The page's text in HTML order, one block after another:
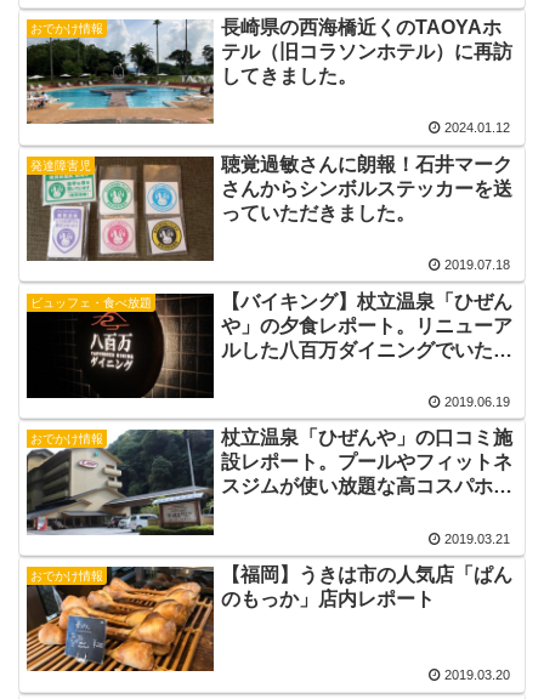
おでかけ情報
長崎県の西海橋近くのTAOYAホ
テル（旧コラソンホテル）に再訪
してきました。
2024.01.12
発達障害児
聴覚過敏さんに朗報！石井マーク
さんからシンボルステッカーを送
っていただきました。
2019.07.18
ビュッフェ・食べ放題
【バイキング】杖立温泉「ひぜん
や」の夕食レポート。リニューア
ルした八百万ダイニングでいただ
2019.06.19
おでかけ情報
杖立温泉「ひぜんや」の口コミ施
設レポート。プールやフィットネ
スジムが使い放題な高コスパホテ
2019.03.21
おでかけ情報
【福岡】うきは市の人気店「ぱん
のもっか」店内レポート
2019.03.20